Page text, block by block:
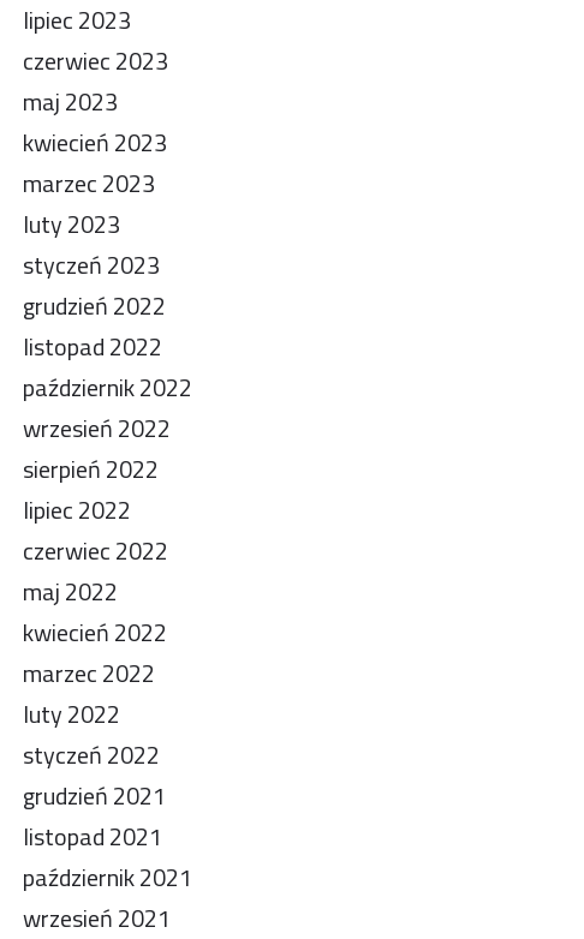
lipiec 2023
czerwiec 2023
maj 2023
kwiecień 2023
marzec 2023
luty 2023
styczeń 2023
grudzień 2022
listopad 2022
październik 2022
wrzesień 2022
sierpień 2022
lipiec 2022
czerwiec 2022
maj 2022
kwiecień 2022
marzec 2022
luty 2022
styczeń 2022
grudzień 2021
listopad 2021
październik 2021
wrzesień 2021